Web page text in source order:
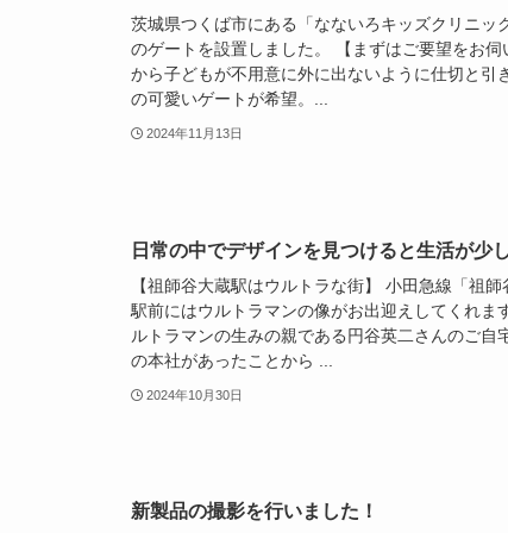
茨城県つくば市にある「なないろキッズクリニッ
のゲートを設置しました。 【まずはご要望をお
から子どもが不用意に外に出ないように仕切と引
の可愛いゲートが希望。...
2024年11月13日
日常の中でデザインを見つけると生活が少
【祖師谷大蔵駅はウルトラな街】 小田急線「祖師
駅前にはウルトラマンの像がお出迎えしてくれま
ルトラマンの生みの親である円谷英二さんのご自
の本社があったことから ...
2024年10月30日
新製品の撮影を行いました！